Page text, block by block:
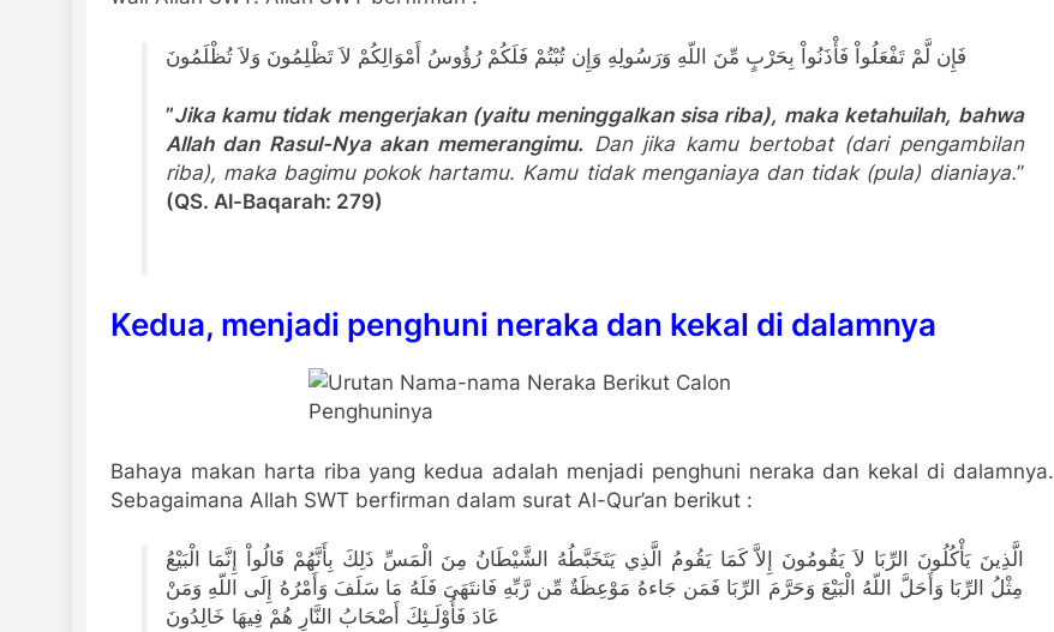
فَإِن لَّمْ تَفْعَلُواْ فَأْذَنُواْ بِحَرْبٍ مِّنَ اللّهِ وَرَسُولِهِ وَإِن تُبْتُمْ فَلَكُمْ رُؤُوسُ أَمْوَالِكُمْ لاَ تَظْلِمُونَ وَلاَ تُظْلَمُونَ
”Jika kamu tidak mengerjakan (yaitu meninggalkan sisa riba), maka ketahuilah, bahwa
Allah dan Rasul-Nya akan memerangimu. Dan jika kamu bertobat (dari pengambilan
riba), maka bagimu pokok hartamu. Kamu tidak menganiaya dan tidak (pula) dianiaya.”
(QS. Al-Baqarah: 279)
Kedua, menjadi penghuni neraka dan kekal di dalamnya
Bahaya makan harta riba yang kedua adalah menjadi penghuni neraka dan kekal di dalamnya.
Sebagaimana Allah SWT berfirman dalam surat Al-Qur’an berikut :
الَّذِينَ يَأْكُلُونَ الرِّبَا لاَ يَقُومُونَ إِلاَّ كَمَا يَقُومُ الَّذِي يَتَخَبَّطُهُ الشَّيْطَانُ مِنَ الْمَسِّ ذَلِكَ بِأَنَّهُمْ قَالُواْ إِنَّمَا الْبَيْعُ
مِثْلُ الرِّبَا وَأَحَلَّ اللّهُ الْبَيْعَ وَحَرَّمَ الرِّبَا فَمَن جَاءهُ مَوْعِظَةٌ مِّن رَّبِّهِ فَانتَهَىَ فَلَهُ مَا سَلَفَ وَأَمْرُهُ إِلَى اللّهِ وَمَنْ
عَادَ فَأُوْلَـئِكَ أَصْحَابُ النَّارِ هُمْ فِيهَا خَالِدُونَ